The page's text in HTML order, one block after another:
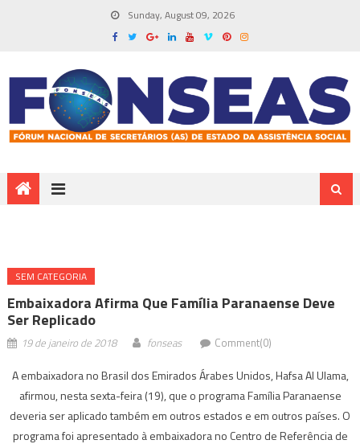
Sunday, August 09, 2026
SEM CATEGORIA
Embaixadora Afirma Que Família Paranaense Deve
Ser Replicado
19 de janeiro de 2018 fonseas Comment(0)
A embaixadora no Brasil dos Emirados Árabes Unidos, Hafsa Al Ulama,
afirmou, nesta sexta-feira (19), que o programa Família Paranaense
deveria ser aplicado também em outros estados e em outros países. O
programa foi apresentado à embaixadora no Centro de Referência de